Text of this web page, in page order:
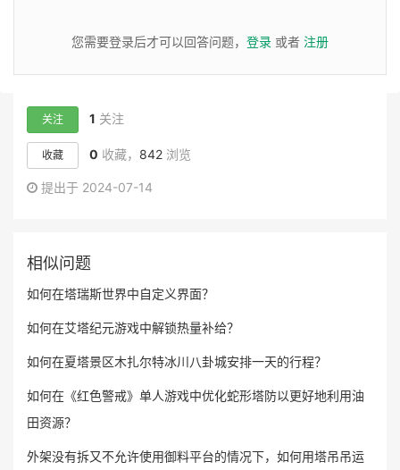
您需要登录后才可以回答问题， 登录 或者 注册
关注 1 关注
收藏 0 收藏， 842 浏览
提出于 2024-07-14
相似问题
如何在塔瑞斯世界中自定义界面？
如何在艾塔纪元游戏中解锁热量补给？
如何在夏塔景区木扎尔特冰川八卦城安排一天的行程？
如何在《红色警戒》单人游戏中优化蛇形塔防以更好地利用油
田资源？
外架没有拆又不允许使用御料平台的情况下，如何用塔吊吊运